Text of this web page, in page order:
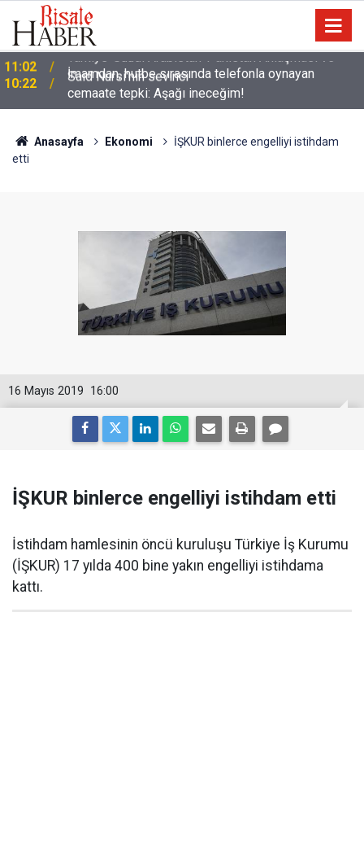
10:22
İmamdan, hutbe sırasında telefonla oynayan
cemaate tepki: Aşağı ineceğim!
Anasayfa Ekonomi
İŞKUR binlerce engelliyi istihdam
etti
16:00
16 Mayıs 2019
İŞKUR binlerce engelliyi istihdam etti
İstihdam hamlesinin öncü kuruluşu Türkiye İş Kurumu
(İŞKUR) 17 yılda 400 bine yakın engelliyi istihdama
kattı.